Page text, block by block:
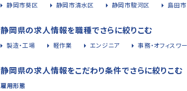
静岡市葵区
静岡市清水区 静岡市駿河区 島田市
静岡県の求人情報を職種でさらに絞りこむ
製造・工場 軽作業 エンジニア 事務・オフィスワ
静岡県の求人情報をこだわり条件でさらに絞りこむ
雇用形態